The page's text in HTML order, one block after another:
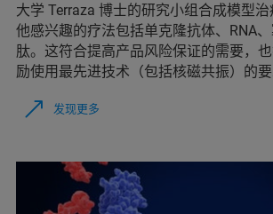
大学 Terraza 博士的研究小组合成模型
他感兴趣的疗法包括单克隆抗体、RNA
肽。这符合提高产品风险保证的需要，
励使用最先进技术（包括核磁共振）的要
发现更多